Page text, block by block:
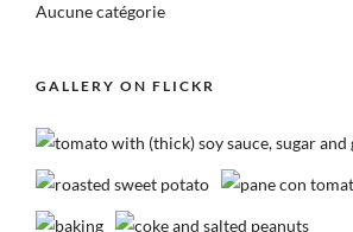
Aucune catégorie
GALLERY ON FLICKR